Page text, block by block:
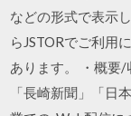
などの形式で表示
らJSTORでご利用
あります。 ・概要
「長崎新聞」「日